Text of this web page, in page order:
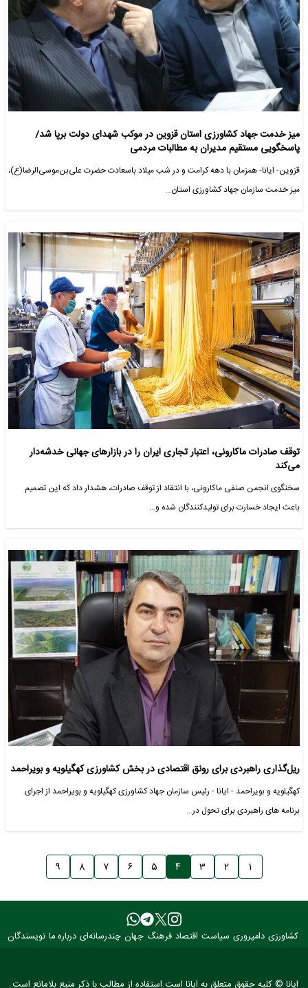
میز خدمت جهاد کشاورزی استان قزوین در موکب شهدای دولت برپا شد/
پاسخگویی مستقیم مدیران به مطالبات مردمی
قزوین- ایانا- همزمان با دهه کرامت و در شب میلاد باسعادت حضرت علی‌بن‌موسی‌الرضا(ع)،
میز خدمت سازمان جهاد کشاورزی استان…
توقف صادرات ماکارونی، اعتبار تجاری ایران را در بازارهای جهانی خدشه‌دار
می‌کند
سخنگوی انجمن صنفی ماکارونی، با انتقاد از توقف صادرات، هشدار داد که این تصمیم
باعث ایجاد خسارت برای تولیدکنندگان شده و…
ریل‌گذاری راهبردی برای رونق اقتصادی در بخش کشاورزی کهگیلویه و بویراحمد
کهگیلویه و بویراحمد - ایانا - رئیس سازمان جهاد کشاورزی کهگیلویه و بویراحمد از اجرای
برنامه‌ های راهبردی برای تحول در…
۱ ۲ ۳ ۴ ۵ ۶ ۷ ۸ ۹
کشاورزی دامپروری سیاست اقتصاد فرهنگ جهان چندرسانه‌ای درباره ما نویسندگان
ایانا © کلیه حقوق متعلق به ایانا است.استفاده از مطالب با ذکر منبع بلامانع است.